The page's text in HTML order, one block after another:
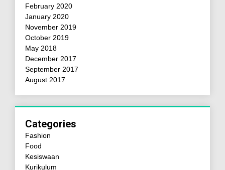
February 2020
January 2020
November 2019
October 2019
May 2018
December 2017
September 2017
August 2017
Categories
Fashion
Food
Kesiswaan
Kurikulum